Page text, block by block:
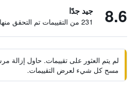
8.6 جيد جدًا
231 من التقييمات تم التحقق منها
لم يتم العثور على تقييمات. حاول إزالة
مسح كل شيء لعرض التقييمات.